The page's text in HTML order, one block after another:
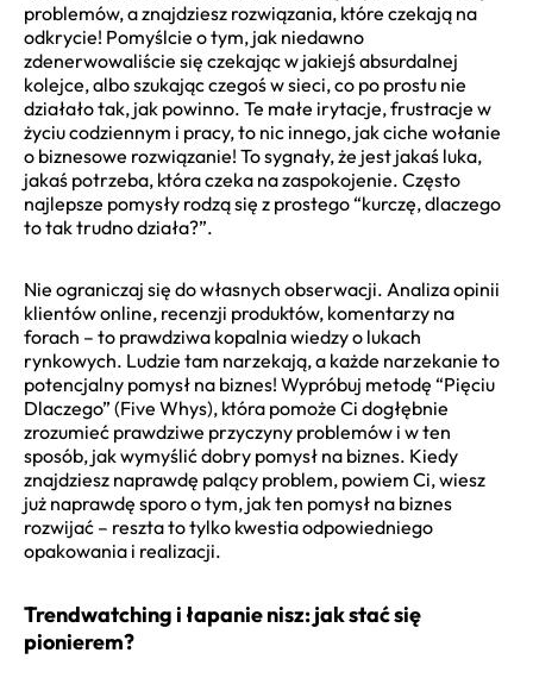
problemów, a znajdziesz rozwiązania, które czekają na
odkrycie! Pomyślcie o tym, jak niedawno
zdenerwowaliście się czekając w jakiejś absurdalnej
kolejce, albo szukając czegoś w sieci, co po prostu nie
działało tak, jak powinno. Te małe irytacje, frustracje w
życiu codziennym i pracy, to nic innego, jak ciche wołanie
o biznesowe rozwiązanie! To sygnały, że jest jakaś luka,
jakaś potrzeba, która czeka na zaspokojenie. Często
najlepsze pomysły rodzą się z prostego “kurczę, dlaczego
to tak trudno działa?”.
Nie ograniczaj się do własnych obserwacji. Analiza opinii
klientów online, recenzji produktów, komentarzy na
forach – to prawdziwa kopalnia wiedzy o lukach
rynkowych. Ludzie tam narzekają, a każde narzekanie to
potencjalny pomysł na biznes! Wypróbuj metodę “Pięciu
Dlaczego” (Five Whys), która pomoże Ci dogłębnie
zrozumieć prawdziwe przyczyny problemów i w ten
sposób, jak wymyślić dobry pomysł na biznes. Kiedy
znajdziesz naprawdę palący problem, powiem Ci, wiesz
już naprawdę sporo o tym, jak ten pomysł na biznes
rozwijać – reszta to tylko kwestia odpowiedniego
opakowania i realizacji.
Trendwatching i łapanie nisz: jak stać się
pionierem?